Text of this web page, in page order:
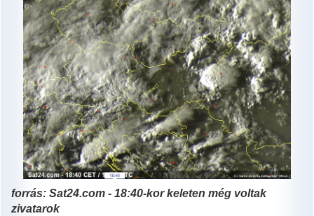
forrás: Sat24.com - 18:40-kor keleten még voltak
zivatarok